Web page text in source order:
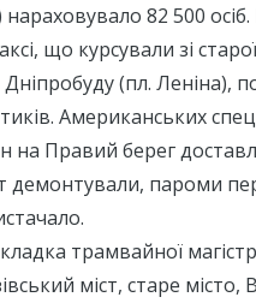
82 500
що курсували зі
(пл. Леніна),
Американських
на Правий берег
демонтували, пароми
трамвайної
міст, старе місто,